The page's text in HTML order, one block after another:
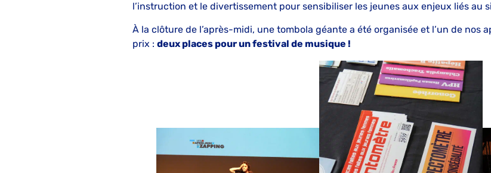
l’instruction et le divertissement pour sensibiliser les jeunes aux enjeux liés au
À la clôture de l’après-midi, une tombola géante a été organisée et l’un de nos
prix : deux places pour un festival de musique !